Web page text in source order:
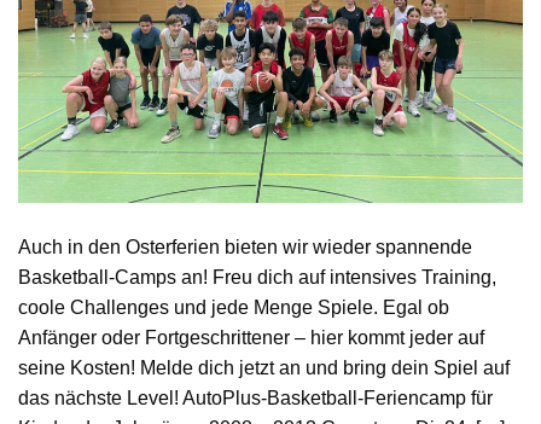
Auch in den Osterferien bieten wir wieder spannende
Basketball-Camps an! Freu dich auf intensives Training,
coole Challenges und jede Menge Spiele. Egal ob
Anfänger oder Fortgeschrittener – hier kommt jeder auf
seine Kosten! Melde dich jetzt an und bring dein Spiel auf
das nächste Level! AutoPlus-Basketball-Feriencamp für